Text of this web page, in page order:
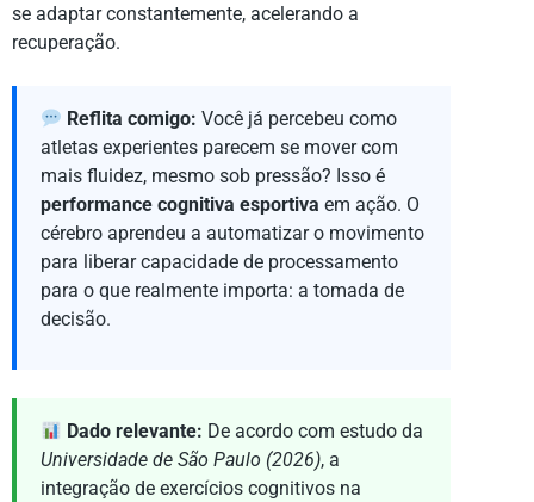
se adaptar constantemente, acelerando a
recuperação.
Reflita comigo: Você já percebeu como
atletas experientes parecem se mover com
mais fluidez, mesmo sob pressão? Isso é
performance cognitiva esportiva em ação. O
cérebro aprendeu a automatizar o movimento
para liberar capacidade de processamento
para o que realmente importa: a tomada de
decisão.
Dado relevante: De acordo com estudo da
Universidade de São Paulo (2026), a
integração de exercícios cognitivos na